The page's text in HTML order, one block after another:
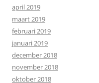
april 2019
maart 2019
februari 2019
januari 2019
december 2018
november 2018
oktober 2018